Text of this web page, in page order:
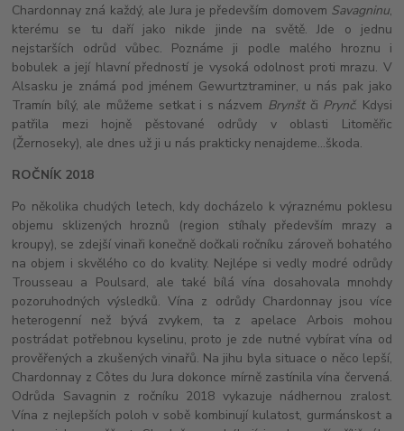
Chardonnay zná každý, ale Jura je především domovem Savagninu,
kterému se tu daří jako nikde jinde na světě. Jde o jednu
nejstarších odrůd vůbec. Poznáme ji podle malého hroznu i
bobulek a její hlavní předností je vysoká odolnost proti mrazu. V
Alsasku je známá pod jménem Gewurtztraminer, u nás pak jako
Tramín bílý, ale můžeme setkat i s názvem Brynštči Prynč. Kdysi
patřila mezi hojně pěstované odrůdy v oblasti Litoměřic
(Žernoseky), ale dnes už ji u nás prakticky nenajdeme...škoda.
ROČNÍK 2018
Po několika chudých letech, kdy docházelo k výraznému poklesu
objemu sklizených hroznů (region stíhaly především mrazy a
kroupy), se zdejší vinaři konečně dočkali ročníku zároveň bohatého
na objem i skvělého co do kvality. Nejlépe si vedly modré odrůdy
Trousseau a Poulsard, ale také bílá vína dosahovala mnohdy
pozoruhodných výsledků. Vína z odrůdy Chardonnay jsou více
heterogenní než bývá zvykem, ta z apelace Arbois mohou
postrádat potřebnou kyselinu, proto je zde nutné vybírat vína od
prověřených a zkušených vinařů. Na jihu byla situace o něco lepší,
Chardonnay z Côtes du Jura dokonce mírně zastínila vína červená.
Odrůda Savagnin z ročníku 2018 vykazuje nádhernou zralost.
Vína z nejlepších poloh v sobě kombinují kulatost, gurmánskost a